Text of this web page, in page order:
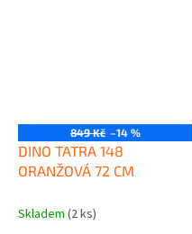
849 Kč –14 %
DINO TATRA 148
ORANŽOVÁ 72 CM
Skladem (2 ks)